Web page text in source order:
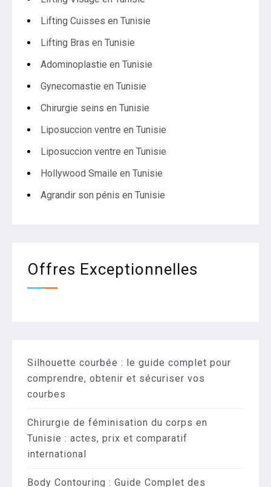
Lifting Cuisses en Tunisie
Lifting Bras en Tunisie
Adominoplastie en Tunisie
Gynecomastie en Tunisie
Chirurgie seins en Tunisie
Liposuccion ventre en Tunisie
Liposuccion ventre en Tunisie
Hollywood Smaile en Tunisie
Agrandir son pénis en Tunisie
Offres Exceptionnelles
Silhouette courbée : le guide complet pour
comprendre, obtenir et sécuriser vos
courbes
Chirurgie de féminisation du corps en
Tunisie : actes, prix et comparatif
international
Body Contouring : Guide Complet des